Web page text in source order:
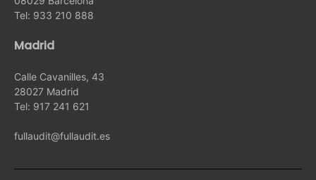
Tel: 933 210 888
Madrid
Calle Cavanilles, 43
28027 Madrid
Tel: 917 241 621
fullaudit@fullaudit.es